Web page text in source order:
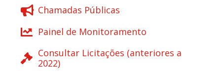
Chamadas Públicas
Painel de Monitoramento
Consultar Licitações (anteriores a
2022)